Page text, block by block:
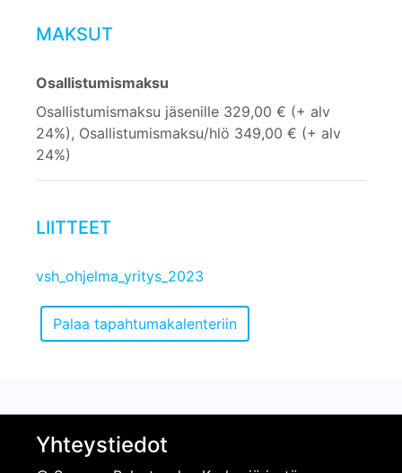
MAKSUT
Osallistumismaksu
Osallistumismaksu jäsenille 329,00 € (+ alv
24%), Osallistumismaksu/hlö 349,00 € (+ alv
24%)
LIITTEET
vsh_ohjelma_yritys_2023
Yhteystiedot